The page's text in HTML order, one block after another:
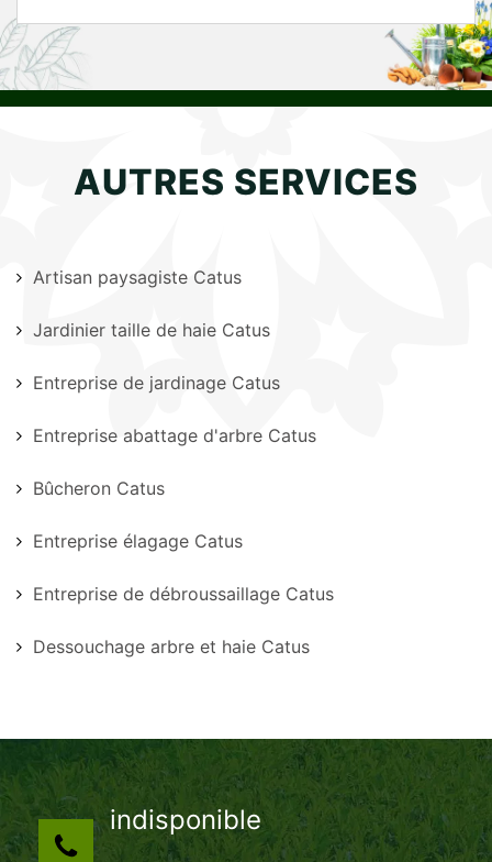
AUTRES SERVICES
Artisan paysagiste Catus
Jardinier taille de haie Catus
Entreprise de jardinage Catus
Entreprise abattage d'arbre Catus
Bûcheron Catus
Entreprise élagage Catus
Entreprise de débroussaillage Catus
Dessouchage arbre et haie Catus
indisponible